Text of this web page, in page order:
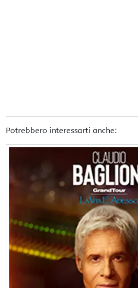
Potrebbero interessarti anche: